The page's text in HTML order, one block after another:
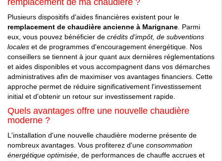
remplacement de ma chaudière ?
Plusieurs dispositifs d'aides financières existent pour le
remplacement de chaudière ancienne à Marignane. Parmi
eux, vous pouvez bénéficier de crédits d'impôt, de subventions
locales et de programmes d'encouragement énergétique. Nos
conseillers se tiennent à jour quant aux dernières réglementations
et aides disponibles et vous accompagnent dans vos démarches
administratives afin de maximiser vos avantages financiers. Cette
approche permet de réduire significativement l'investissement
initial et d'obtenir un retour sur investissement rapide.
Quels avantages offre une nouvelle chaudière
moderne ?
L'installation d'une nouvelle chaudière moderne présente de
nombreux avantages. Vous profiterez d'une consommation
énergétique optimisée, de performances de chauffe accrues et